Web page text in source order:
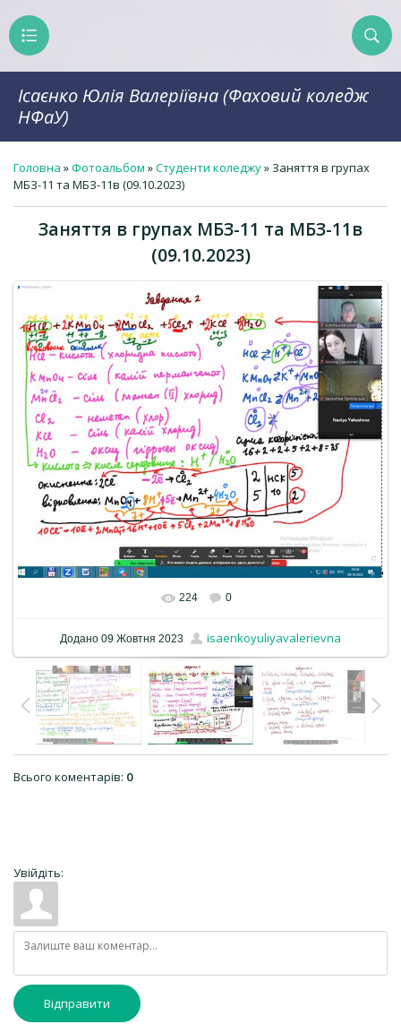
Ісаєнко Юлія Валеріївна (Фаховий коледж
НФаУ)
Головна »Фотоальбом »Студенти коледжу» Заняття в групах
МБЗ-11 та МБЗ-11в (09.10.2023)
Заняття в групах МБЗ-11 та МБЗ-11в
(09.10.2023)
224 0
Додано 09 Жовтня 2023 isaenkoyuliyavalerievna
Всього коментарів: 0
Увійдіть:
Відправити